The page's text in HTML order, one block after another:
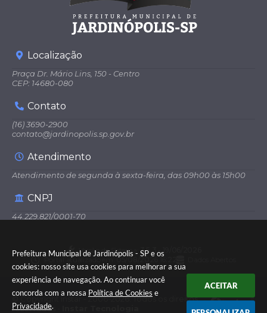
Prefeitura Municipal de Jardinópolis - SP e os
cookies: nosso site usa cookies para melhorar a sua
experiência de navegação. Ao continuar você
concorda com a nossa Política de Cookies e
Privacidade.
ACEITAR
Localização
Praça Dr. Mário Lins, 150 - Centro
CEP: 14680-080
Contato
(16) 3690-2900
contato@jardinopolis.sp.gov.br
Atendimento
Atendimento de segunda à sexta-feira, das 09h00 às 15h00
CNPJ
44.229.821/0001-70
Versão do Sistema: 3.5.3 - 19/06/2026
Portal atualizado em:
05/08/2026 16:22
© Copyright Instar - 2006-2026. Todos os direitos
reservados -